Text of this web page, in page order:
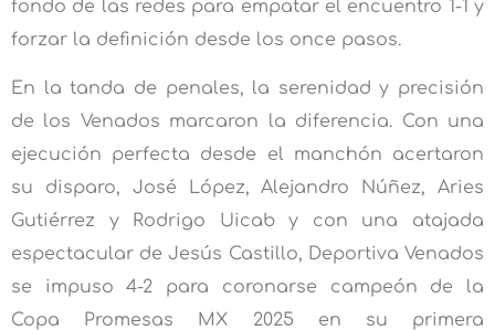
fondo de las redes para empatar el encuentro 1-1 y
forzar la definición desde los once pasos.
En la tanda de penales, la serenidad y precisión
de los Venados marcaron la diferencia. Con una
ejecución perfecta desde el manchón acertaron
su disparo, José López, Alejandro Núñez, Aries
Gutiérrez y Rodrigo Uicab y con una atajada
espectacular de Jesús Castillo, Deportiva Venados
se impuso 4-2 para coronarse campeón de la
Copa Promesas MX 2025 en su primera